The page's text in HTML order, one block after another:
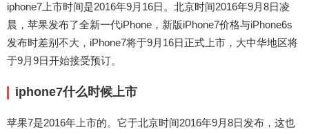
iphone7上市时间是2016年9月16日。北京时间2016年9月8日凌
晨，苹果发布了全新一代iPhone，新版iPhone7价格与iPhone6s
发布时差别不大，iPhone7将于9月16日正式上市，大中华地区将
于9月9日开始接受预订。
iphone7什么时候上市
苹果7是2016年上市的。它于北京时间2016年9月8日发布，这也